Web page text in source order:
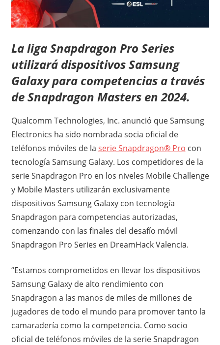
La liga Snapdragon Pro Series
utilizará dispositivos Samsung
Galaxy para competencias a través
de Snapdragon Masters en 2024.
Qualcomm Technologies, Inc. anunció que Samsung
Electronics ha sido nombrada socia oficial de
teléfonos móviles de la serie Snapdragon® Pro con
tecnología Samsung Galaxy. Los competidores de la
serie Snapdragon Pro en los niveles Mobile Challenge
y Mobile Masters utilizarán exclusivamente
dispositivos Samsung Galaxy con tecnología
Snapdragon para competencias autorizadas,
comenzando con las finales del desafío móvil
Snapdragon Pro Series en DreamHack Valencia.
“Estamos comprometidos en llevar los dispositivos
Samsung Galaxy de alto rendimiento con
Snapdragon a las manos de miles de millones de
jugadores de todo el mundo para promover tanto la
camaradería como la competencia. Como socio
oficial de teléfonos móviles de la serie Snapdragon